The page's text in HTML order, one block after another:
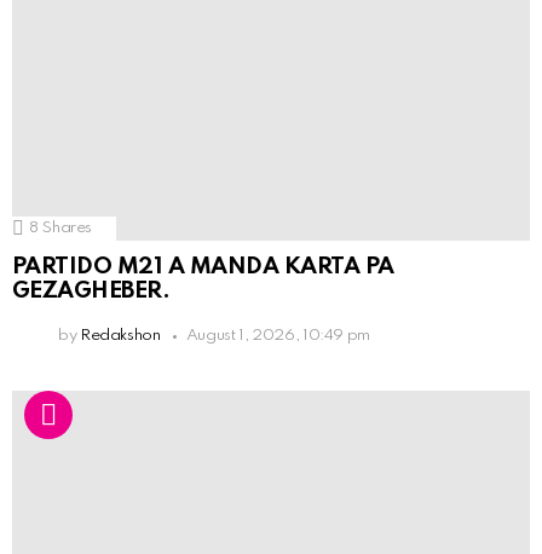
8 Shares
PARTIDO M21 A MANDA KARTA PA
GEZAGHEBER.
by Redakshon August 1, 2026, 10:49 pm